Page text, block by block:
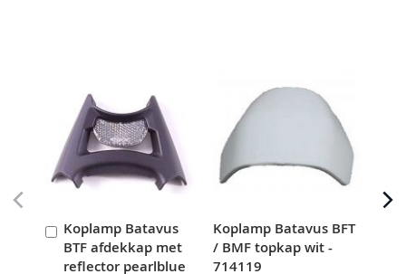
Koplamp Batavus
BTF afdekkap met
reflector pearlblue
In
Winkelwagen
Koplamp Batavus BFT
/ BMF topkap wit -
714119